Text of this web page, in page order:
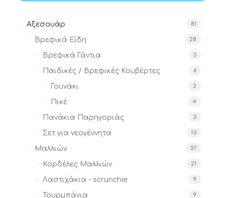
Αξεσουάρ 81
Βρεφικά Είδη 28
Βρεφικά Γάντια 3
Παιδικές / Βρεφικές Κουβέρτες 6
Γουνάκι 2
Πικέ 4
Πανάκια Παρηγοριάς 3
Σετ για νεογέννητα 13
Μαλλιών 37
Κορδέλες Μαλλιών 21
Λαστιχάκια - scrunchie 9
Τουρμπάνια 9